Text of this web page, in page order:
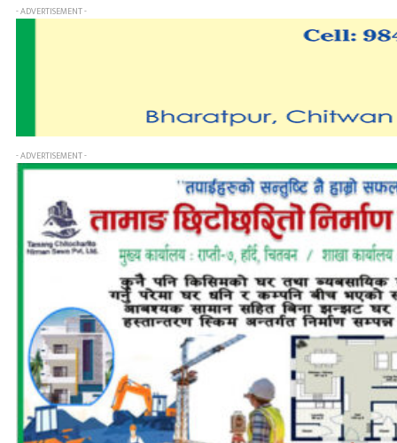
- ADVERTISEMENT -
- ADVERTISEMENT -